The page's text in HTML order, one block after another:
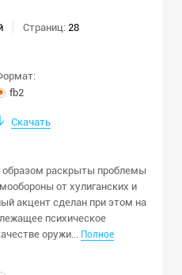
Страниц: 28
fb2
Скачать
раскрыты проблемы
от хулиганских и
акцент сделан при этом на
психическое
оружи...
Полное